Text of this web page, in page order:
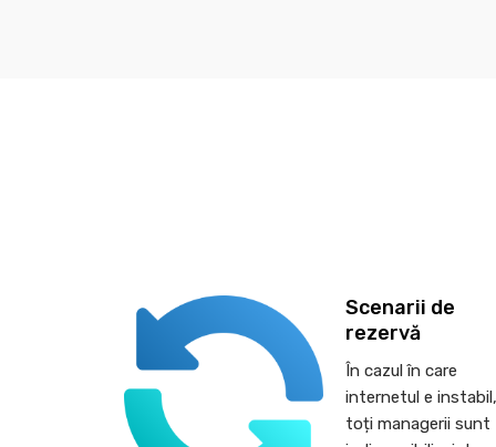
Scenarii de
rezervă
În cazul în care
internetul e instabil,
toți managerii sunt